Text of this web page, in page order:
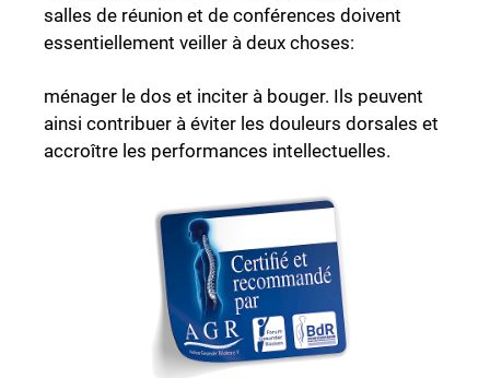
salles de réunion et de conférences doivent
essentiellement veiller à deux choses:
ménager le dos et inciter à bouger. Ils peuvent
ainsi contribuer à éviter les douleurs dorsales et
accroître les performances intellectuelles.